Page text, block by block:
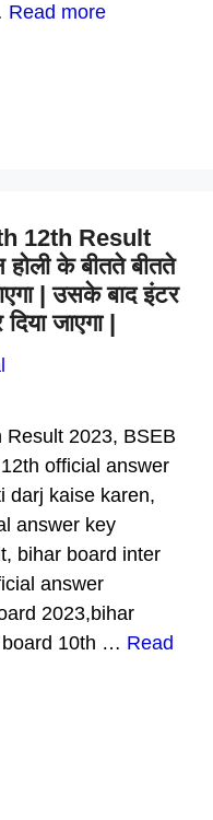
Read more
12th Result
के बीतते बीतते
| उसके बाद इंटर
जाएगा |
2023, BSEB
official answer
darj kaise karen,
answer key
bihar board inter
answer
2023,bihar
board 10th … Read